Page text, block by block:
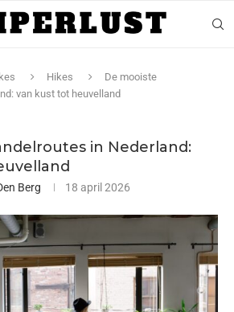
Hikes
De mooiste
van kust tot heuvelland
in Nederland:
Berg 18 april 2026